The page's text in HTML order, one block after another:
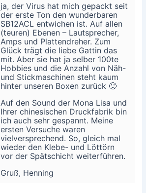
ja, der Virus hat mich gepackt seit
der erste Ton den wunderbaren
SB12ACL entwichen ist. Auf allen
(teuren) Ebenen – Lautsprecher,
Amps und Plattendreher. Zum
Glück trägt die liebe Gattin das
mit. Aber sie hat ja selber 100te
Hobbies und die Anzahl von Näh-
und Stickmaschinen steht kaum
hinter unseren Boxen zurück 🙂
Auf den Sound der Mona Lisa und
Ihrer chinesischen Druckfabrik bin
ich auch sehr gespannt. Meine
ersten Versuche waren
vielversprechend. So, gleich mal
wieder den Klebe- und Löttörn
vor der Spätschicht weiterführen.
Gruß, Henning